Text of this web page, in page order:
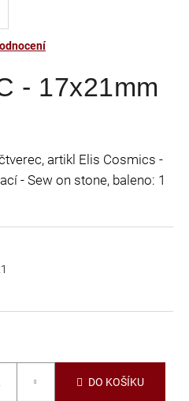
- 17x21mm
artikl Elis Cosmics -
- Sew on stone, baleno: 1
DO KOŠÍKU